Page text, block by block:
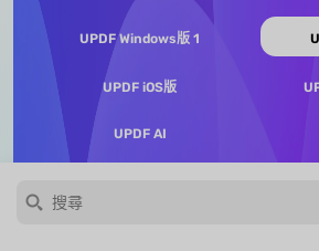
UPDF Windows版 1
UPDF iOS版
UPDF AI